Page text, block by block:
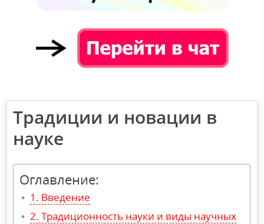
Традиции и новации в
науке
Оглавление:
Введение
Традиционность науки и виды научных